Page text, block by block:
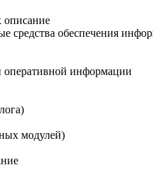
описание
средства обеспечения
оперативной информации
модулей)